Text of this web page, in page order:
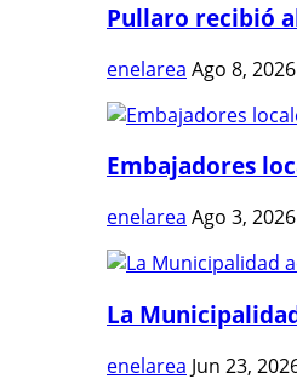
Pullaro recibió
enelarea Ago 8, 2026
Embajadores
enelarea Ago 3, 2026
La
enelarea Jun 23,